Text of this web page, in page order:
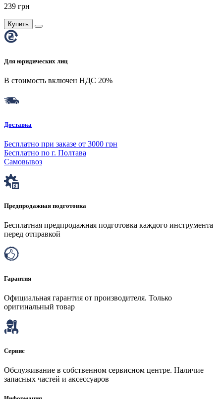
239 грн
Купить
Для юридических лиц
В стоимость включен НДС 20%
Доставка
Бесплатно при заказе от 3000 грн
Бесплатно по г. Полтава
Самовывоз
Предпродажная подготовка
Бесплатная предпродажная подготовка каждого инструмента
перед отправкой
Гарантия
Официальная гарантия от производителя. Только
оригинальный товар
Сервис
Обслуживание в собственном сервисном центре. Наличие
запасных частей и аксессуаров